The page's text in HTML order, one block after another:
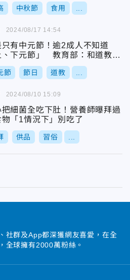
中秋節 食用
只有中元節！逾2成人不知道
、下元節」 教育部：和道教有
節 節日 道教
2024/08/17 14:54
把細菌全吃下肚！營養師曝拜過
物「1情況下」別吃了
供品 習俗
2024/08/10 15:09
社群及App都深獲網友喜愛，在全
全球擁有2000萬粉絲。